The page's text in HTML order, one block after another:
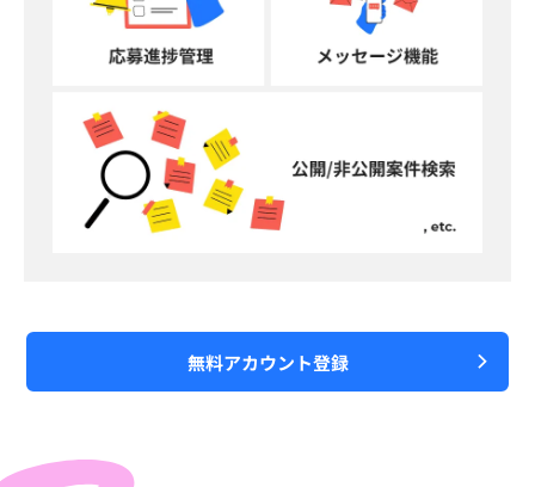
無料アカウント登録